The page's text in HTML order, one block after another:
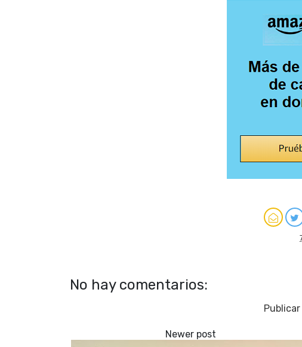
No hay comentarios: